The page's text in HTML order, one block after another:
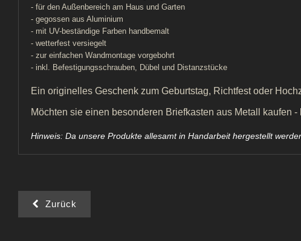
- für den Außenbereich am Haus und Garten
- gegossen aus Aluminium
- mit UV-beständige Farben handbemalt
- wetterfest versiegelt
- zur einfachen Wandmontage vorgebohrt
- inkl. Befestigungsschrauben, Dübel und Distanzstücke
Ein originelles Geschenk zum Geburtstag, Richtfest oder
Möchten sie einen besonderen Briefkasten aus Metall kaufen -
Hinweis: Da unsere Produkte allesamt in Handarbeit hergestellt
Zurück